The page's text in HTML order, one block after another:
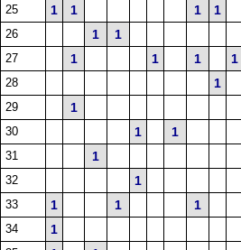
25 1 1 1 1
26 1 1
27 1 1 1 1
28 1
29 1
30 1 1
31 1
32 1
33 1 1 1
34 1